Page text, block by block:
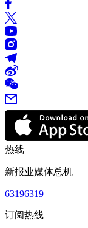
热线
新报业媒体总机
63196319
订阅热线